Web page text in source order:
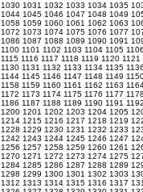
1030 1031 1032 1033 1034 1035
1044 1045 1046 1047 1048 1049
1058 1059 1060 1061 1062 1063
1072 1073 1074 1075 1076 1077
1086 1087 1088 1089 1090 1091
1100 1101 1102 1103 1104 1105
1115 1116 1117 1118 1119 1120 1121
1130 1131 1132 1133 1134 1135
1144 1145 1146 1147 1148 1149
1158 1159 1160 1161 1162 1163
1172 1173 1174 1175 1176 1177
1186 1187 1188 1189 1190 1191
1200 1201 1202 1203 1204 1205
1214 1215 1216 1217 1218 1219
1228 1229 1230 1231 1232 1233
1242 1243 1244 1245 1246 1247
1256 1257 1258 1259 1260 1261
1270 1271 1272 1273 1274 1275
1284 1285 1286 1287 1288 1289
1298 1299 1300 1301 1302 1303
1312 1313 1314 1315 1316 1317